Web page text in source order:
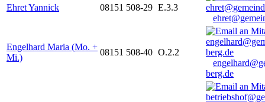
Ehret Yannick 08151 508-29 E.3.3
Engelhard Maria (Mo. +
Mi.)
08151 508-40 O.2.2
berg.de